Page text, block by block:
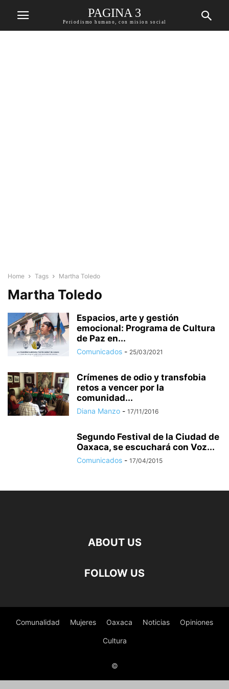
PAGINA 3
Periodismo humano, con mision social
Home Tags Martha Toledo
Martha Toledo
Espacios, arte y gestión
emocional: Programa de Cultura
de Paz en...
Comunicados - 25/03/2021
Crímenes de odio y transfobia
retos a vencer por la
comunidad...
Diana Manzo - 17/11/2016
Segundo Festival de la Ciudad de
Oaxaca, se escuchará con Voz...
Comunicados - 17/04/2015
ABOUT US
FOLLOW US
Comunalidad Mujeres Oaxaca Noticias Opiniones
Cultura
©